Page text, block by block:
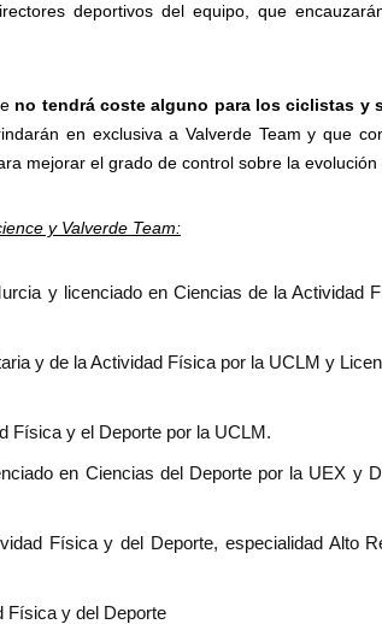
deportivos del equipo, que
no tendrá coste alguno para los ciclistas y
en exclusiva a Valverde Team y que
mejorar el grado de control sobre la evolución
y Valverde Team:
y licenciado en Ciencias de la Actividad
y de la Actividad Física por la UCLM y
Física y el Deporte por la UCLM.
en Ciencias del Deporte por la UEX y
Física y del Deporte, especialidad Alto
Física y del Deporte